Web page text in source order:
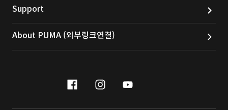
Support
About PUMA (외부링크연결)
facebook
instagram
youtube